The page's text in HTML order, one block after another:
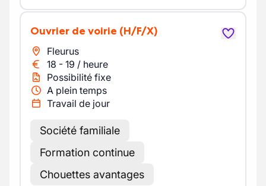
Ouvrier de voirie (H/F/X)
Fleurus
18 - 19 / heure
Possibilité fixe
A plein temps
Travail de jour
Société familiale
Formation continue
Chouettes avantages